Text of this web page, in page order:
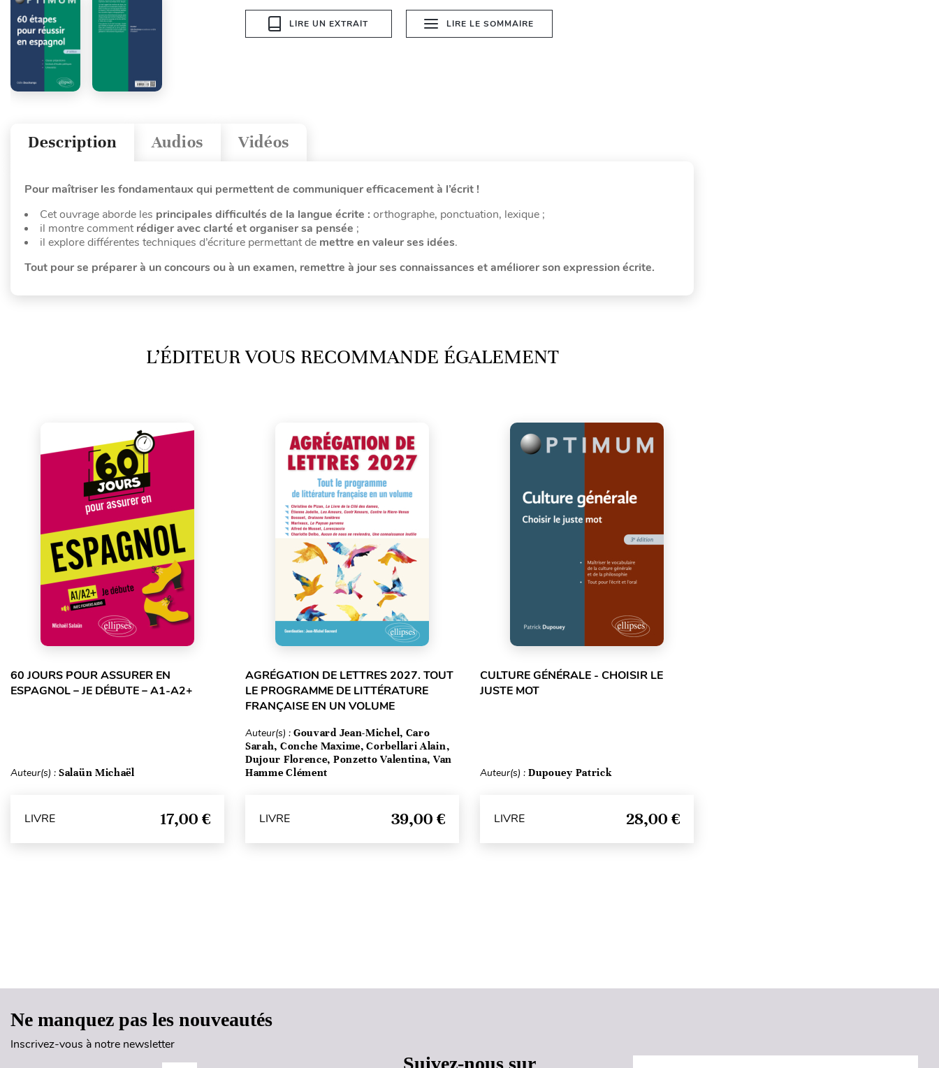
LIRE UN EXTRAIT LIRE LE SOMMAIRE
Vidéos
Audios
Description
Pour maîtriser les fondamentaux qui permettent de communiquer efficacement à l’écrit !
Cet ouvrage aborde les principales difficultés de la langue écrite : orthographe, ponctuation, lexique ;
il montre commentrédiger avec clarté et organiser sa pensée ;
il explore différentes techniques d’écriture permettant de mettre en valeur ses idées.
Tout pour se préparer à un concours ou à un examen, remettre à jour ses connaissances et améliorer son expression écrite.
L’ÉDITEUR VOUS RECOMMANDE ÉGALEMENT
60 JOURS POUR ASSURER EN
ESPAGNOL – JE DÉBUTE – A1-A2+
Auteur(s) : Salaün Michaël
LIVRE 17,00 €
AGRÉGATION DE LETTRES 2027. TOUT
LE PROGRAMME DE LITTÉRATURE
FRANÇAISE EN UN VOLUME
Auteur(s) : Gouvard Jean-Michel, Caro
Sarah, Conche Maxime, Corbellari Alain,
Dujour Florence, Ponzetto Valentina, Van
Hamme Clément
LIVRE 39,00 €
CULTURE GÉNÉRALE - CHOISIR LE
JUSTE MOT
Auteur(s) : Dupouey Patrick
LIVRE 28,00 €
Ne manquez pas les nouveautés
Inscrivez-vous à notre newsletter
Suivez-nous sur